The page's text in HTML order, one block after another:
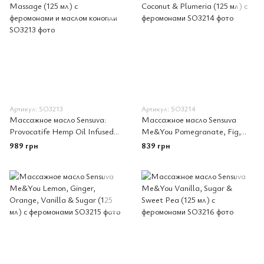
Артикул: SO3213
Массажное масло Sensuva:
Provocatife Hemp Oil Infused
Massage (125 мл) с
феромонами и маслом конопли
989 грн
Артикул: SO3214
Массажное масло Sensuva
Me&You Pomegranate, Fig,
Coconut & Plumeria (125 мл) с
феромонами
839 грн